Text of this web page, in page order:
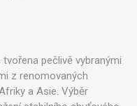
pečlivě vybranými
z renomovaných
a Asie. Výběr